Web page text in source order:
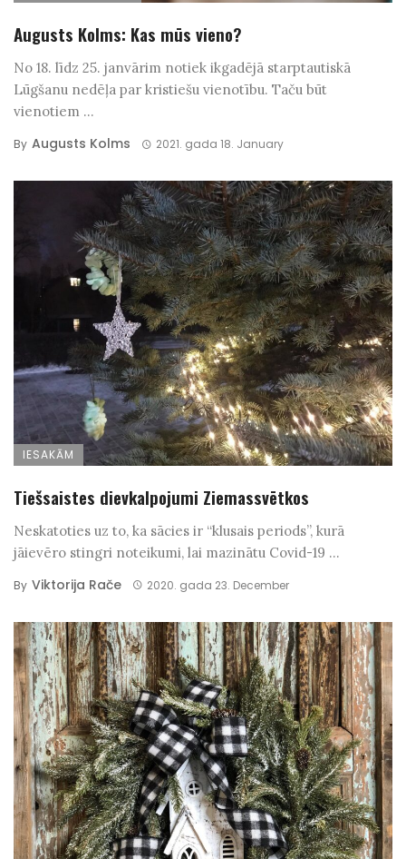
Augusts Kolms: Kas mūs vieno?
No 18. līdz 25. janvārim notiek ikgadējā starptautiskā
Lūgšanu nedēļa par kristiešu vienotību. Taču būt
vienotiem ...
By Augusts Kolms 2021. gada 18. January
IESAKĀM
Tiešsaistes dievkalpojumi Ziemassvētkos
Neskatoties uz to, ka sācies ir “klusais periods”, kurā
jāievēro stingri noteikumi, lai mazinātu Covid-19 ...
By Viktorija Rače 2020. gada 23. December